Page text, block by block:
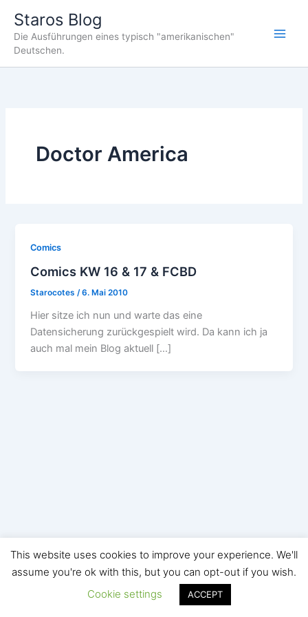
Inhalt
springen
Staros Blog
Die Ausführungen eines typisch "amerikanischen"
Deutschen.
Doctor America
Comics
Comics KW 16 & 17 & FCBD
Starocotes /6. Mai 2010
Hier sitze ich nun und warte das eine
Datensicherung zurückgespielt wird. Da kann ich ja
auch mal mein Blog aktuell […]
Copyright © 2026 Staros Blog | Präsentiert vonAstra-
WordPress-Theme
This website uses cookies to improve your experience. We'll
assume you're ok with this, but you can opt-out if you wish.
Cookie settings
ACCEPT